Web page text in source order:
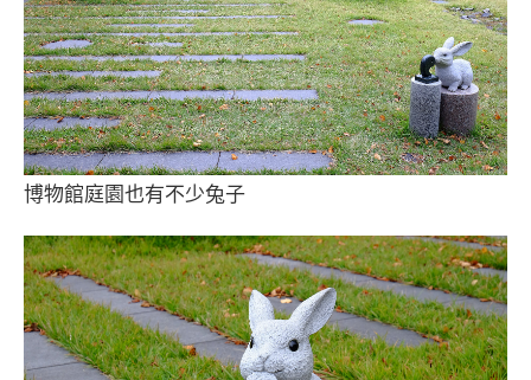
博物館庭園也有不少兔子